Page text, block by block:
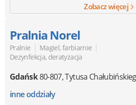
Zobacz więcej
Pralnia Norel
Pralnie | Magiel, farbiarnie |
Dezynfekcja, deratyzacja
Gdańsk80-807,Tytusa
inne oddziały